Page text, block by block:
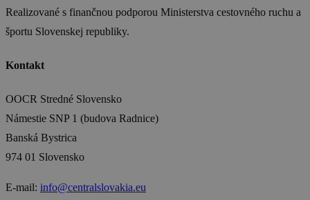
Realizované s finančnou podporou Ministerstva cestovného ruchu a
športu Slovenskej republiky.
Kontakt
OOCR Stredné Slovensko
Námestie SNP 1 (budova Radnice)
Banská Bystrica
974 01 Slovensko
E-mail: info@centralslovakia.eu